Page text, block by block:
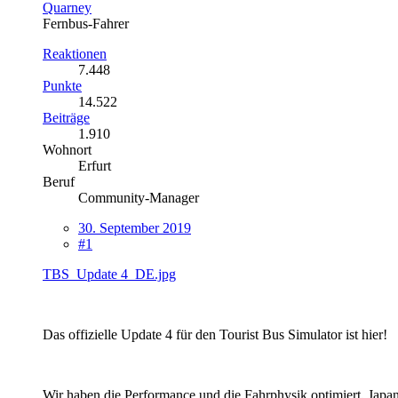
Quarney
Fernbus-Fahrer
Reaktionen
7.448
Punkte
14.522
Beiträge
1.910
Wohnort
Erfurt
Beruf
Community-Manager
30. September 2019
#1
TBS_Update 4_DE.jpg
Das offizielle Update 4 für den Tourist Bus Simulator ist hier!
Wir haben die Performance und die Fahrphysik optimiert,